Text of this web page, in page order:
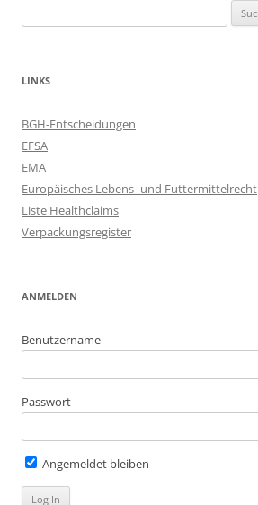
nach:
LINKS
BGH-Entscheidungen
EFSA
EMA
Europäisches Lebens- und Futtermittelrecht
Liste Healthclaims
Verpackungsregister
ANMELDEN
Benutzername
Passwort
Angemeldet bleiben